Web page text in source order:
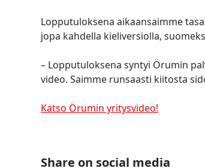
Lopputuloksena aikaansaimme
jopa kahdella kieliversiolla,
– Lopputuloksena syntyi Örumin
video. Saimme runsaasti kiitosta
Katso Örumin yritysvideo!
Share on social media